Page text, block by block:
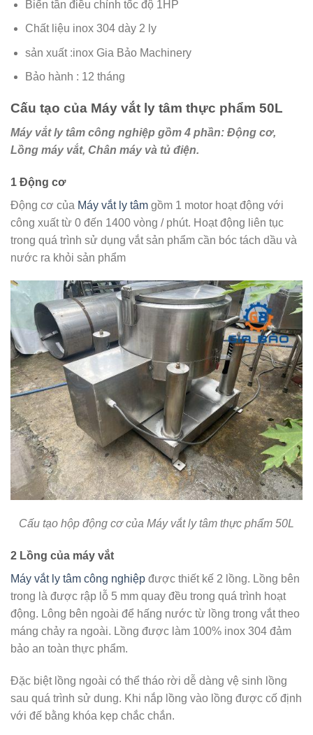
Biến tần điều chỉnh tốc độ 1HP
Chất liệu inox 304 dày 2 ly
sản xuất :inox Gia Bảo Machinery
Bảo hành : 12 tháng
Cấu tạo của Máy vắt ly tâm thực phẩm 50L
Máy vắt ly tâm công nghiệp gồm 4 phần: Động cơ,
Lồng máy vắt, Chân máy và tủ điện.
1 Động cơ
Động cơ của Máy vắt ly tâm gồm 1 motor hoạt động với
công xuất từ 0 đến 1400 vòng / phút. Hoạt động liên tục
trong quá trình sử dụng vắt sản phẩm cần bóc tách dầu và
nước ra khỏi sản phẩm
Cấu tạo hộp động cơ của Máy vắt ly tâm thực phẩm 50L
2 Lồng của máy vắt
Máy vắt ly tâm công nghiệp được thiết kế 2 lồng. Lồng bên
trong là được rập lỗ 5 mm quay đều trong quá trình hoạt
động. Lông bên ngoài để hấng nước từ lồng trong vắt theo
máng chảy ra ngoài. Lồng được làm 100% inox 304 đảm
bảo an toàn thực phẩm.
Đặc biệt lồng ngoài có thể tháo rời dễ dàng vệ sinh lồng
sau quá trình sử dung. Khi nắp lồng vào lồng được cố định
với đế bằng khóa kẹp chắc chắn.